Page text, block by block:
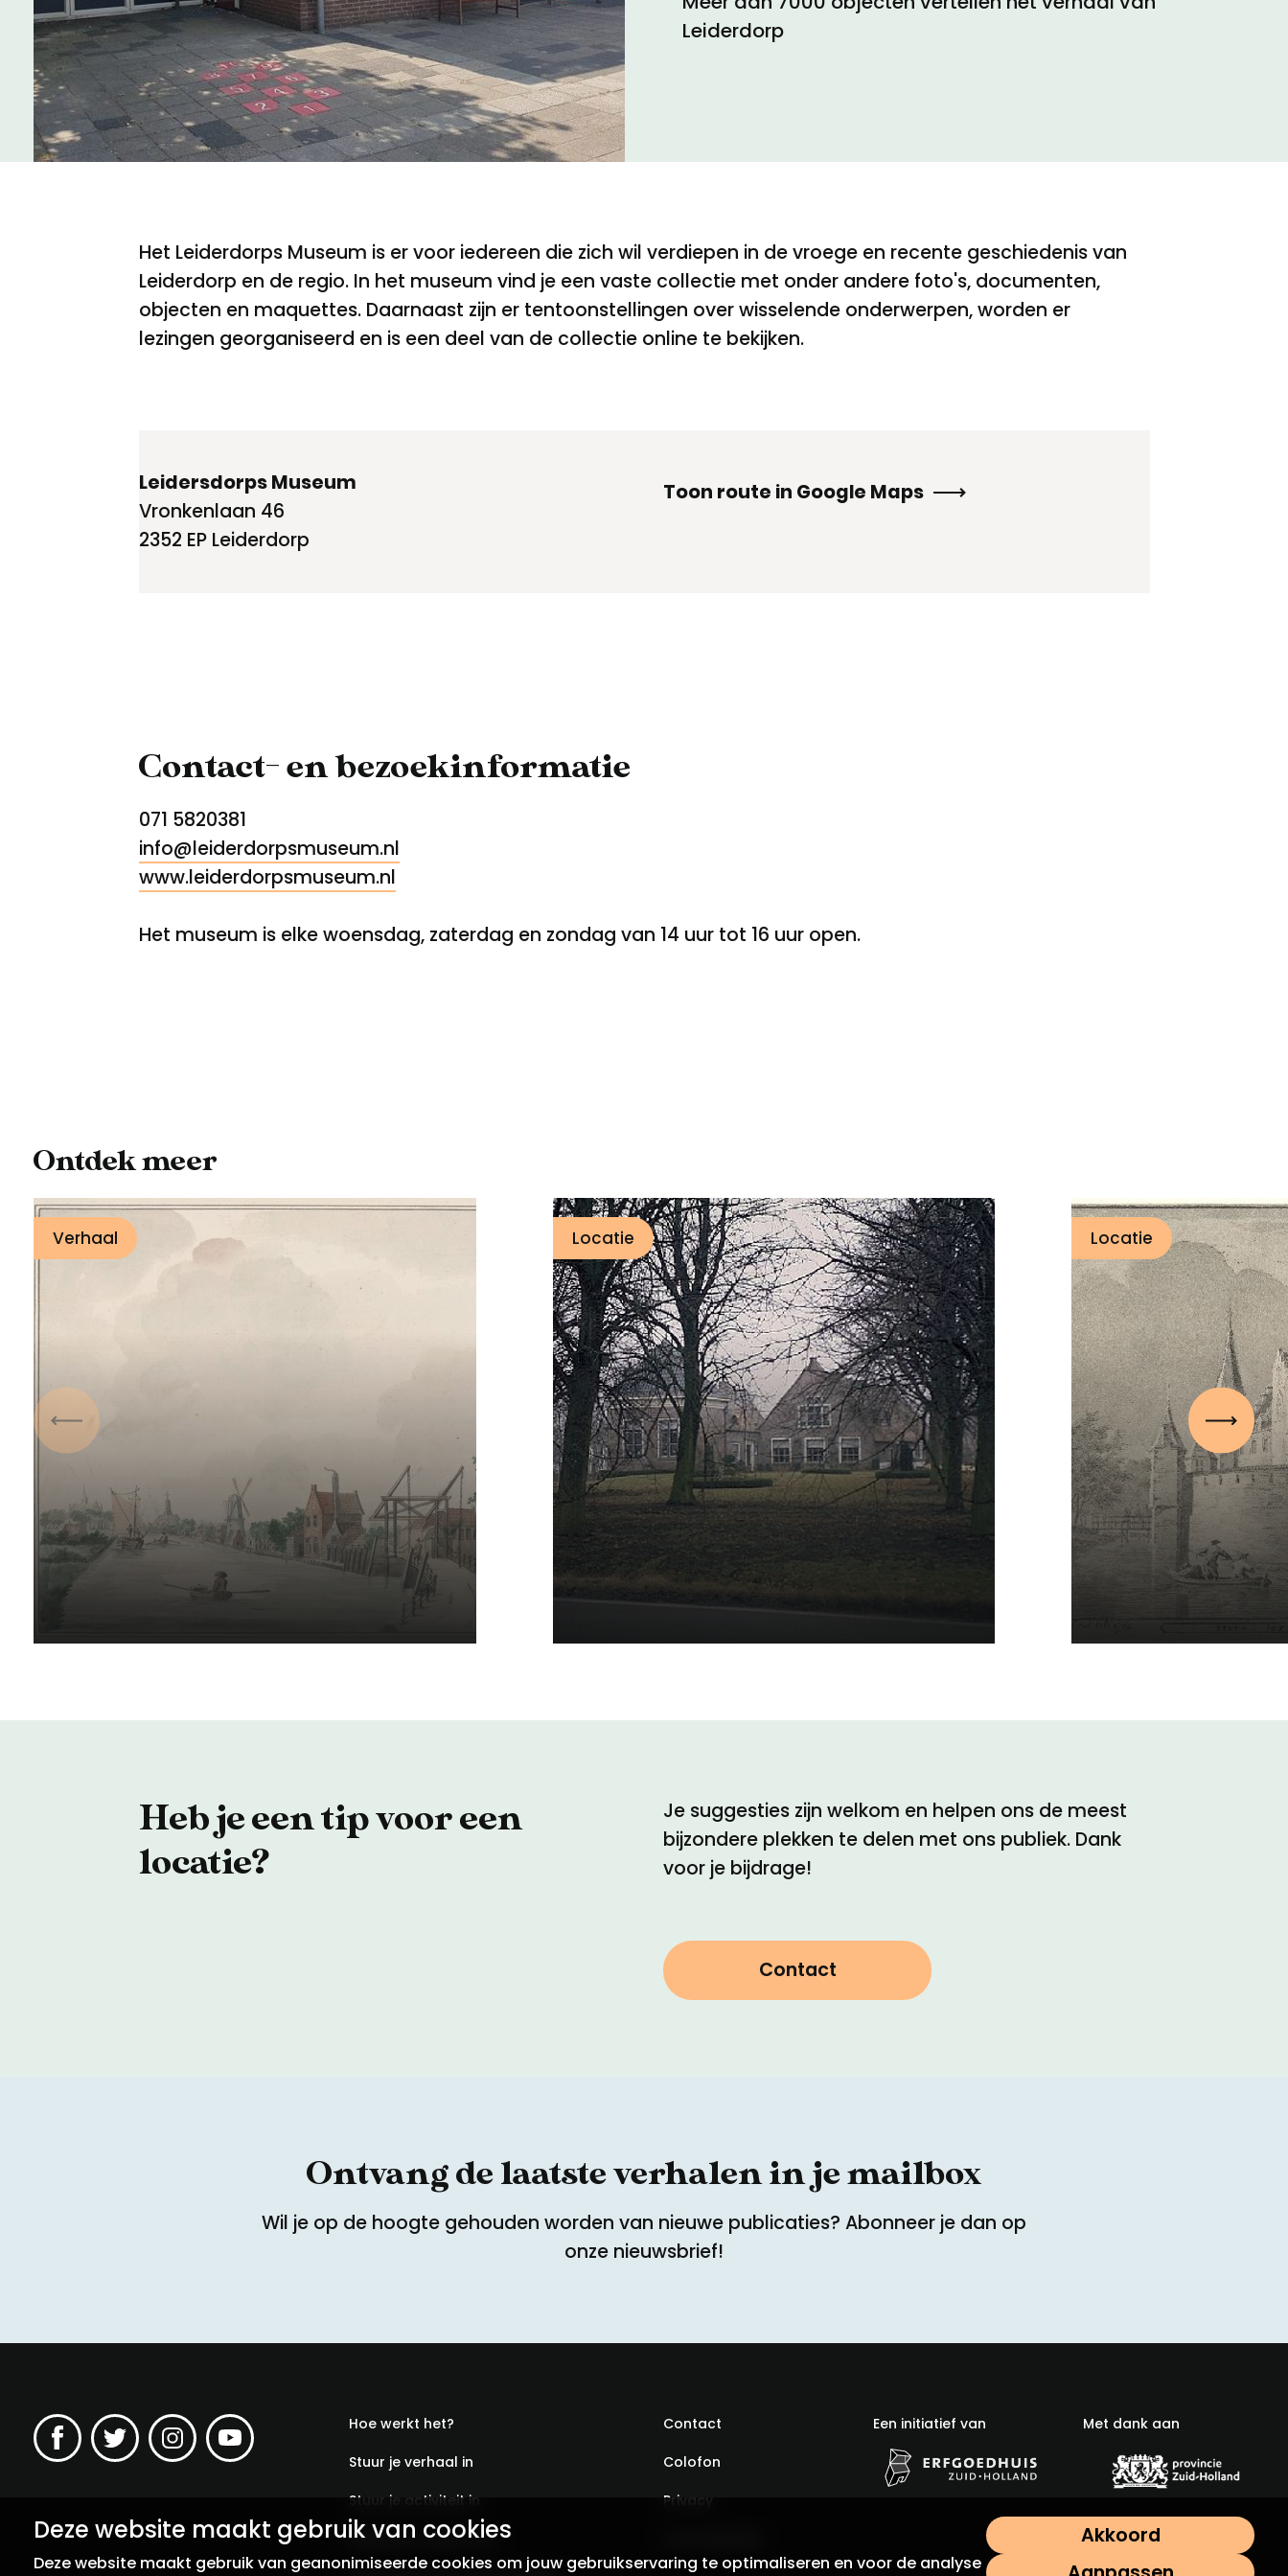
Deze website maakt gebruik van cookies
Deze website maakt gebruik van geanonimiseerde cookies om jouw gebruikservaring te optimaliseren en voor de analyse
Akkoord
Meld een archeologische vondst
Nieuwsbrief
Toegankelijkheid
Privacyverklaring
Nieuwsbrief
Voorwaarden
Privacyverklaring
Leiderdorp
Het Leiderdorps Museum is er voor iedereen die zich wil verdiepen in de vroege en recente geschiedenis van
Leiderdorp en de regio. In het museum vind je een vaste collectie met onder andere foto's, documenten,
objecten en maquettes. Daarnaast zijn er tentoonstellingen over wisselende onderwerpen, worden er
lezingen georganiseerd en is een deel van de collectie online te bekijken.
Leidersdorps Museum
Vronkenlaan 46
2352 EP Leiderdorp
Toon route in Google Maps
Contact- en bezoekinformatie
071 5820381
info@leiderdorpsmuseum.nl
www.leiderdorpsmuseum.nl
Het museum is elke woensdag, zaterdag en zondag van 14 uur tot 16 uur open.
Ontdek meer
Trekschuiten over de Oude
Rijn
Verhaal
Huize Agthoven in
Leiderdorp
Locatie
Kasteel Ter
Leiderdorp
Locatie
Vorige
Heb je een tip voor een
locatie?
Je suggesties zijn welkom en helpen ons de meest
bijzondere plekken te delen met ons publiek. Dank
voor je bijdrage!
Contact
Ontvang de laatste verhalen in je mailbox
Wil je op de hoogte gehouden worden van nieuwe publicaties? Abonneer je dan op
onze nieuwsbrief!
Hoe werkt het?
Stuur je verhaal in
Stuur je activiteit in
Meld een vondst aan
Contact
Colofon
Privacy
Een initiatief van Met dank aan